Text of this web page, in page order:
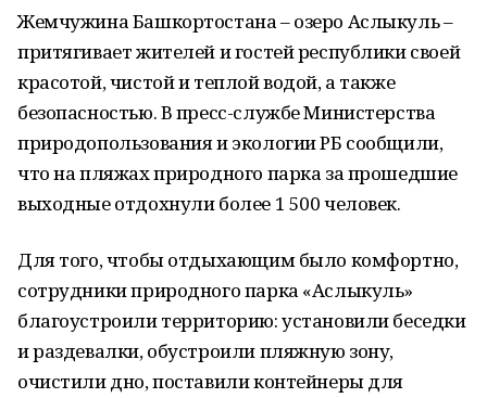
Жемчужина Башкортостана – озеро Аслыкуль –
притягивает жителей и гостей республики своей
красотой, чистой и теплой водой, а также
безопасностью. В пресс-службе Министерства
природопользования и экологии РБ сообщили,
что на пляжах природного парка за прошедшие
выходные отдохнули более 1 500 человек.
Для того, чтобы отдыхающим было комфортно,
сотрудники природного парка «Аслыкуль»
благоустроили территорию: установили беседки
и раздевалки, обустроили пляжную зону,
очистили дно, поставили контейнеры для